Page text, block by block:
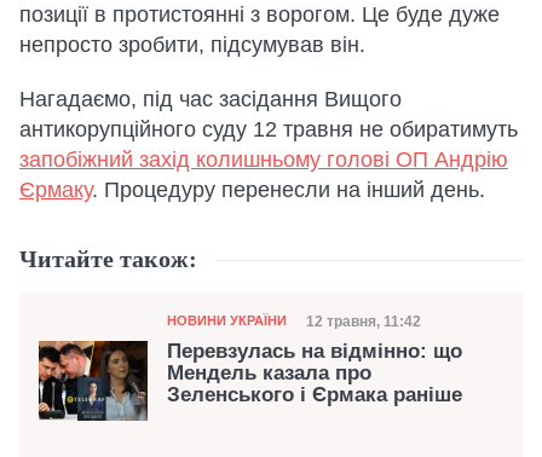
позиції в протистоянні з ворогом. Це буде дуже
непросто зробити, підсумував він.
Нагадаємо, під час засідання Вищого
антикорупційного суду 12 травня не обиратимуть
запобіжний захід колишньому голові ОП Андрію
Єрмаку. Процедуру перенесли на інший день.
Читайте також:
Категорія
НОВИНИ УКРАЇНИ Дата публікації
12 травня, 11:42
Перевзулась на відмінно: що
Мендель казала про
Зеленського і Єрмака раніше